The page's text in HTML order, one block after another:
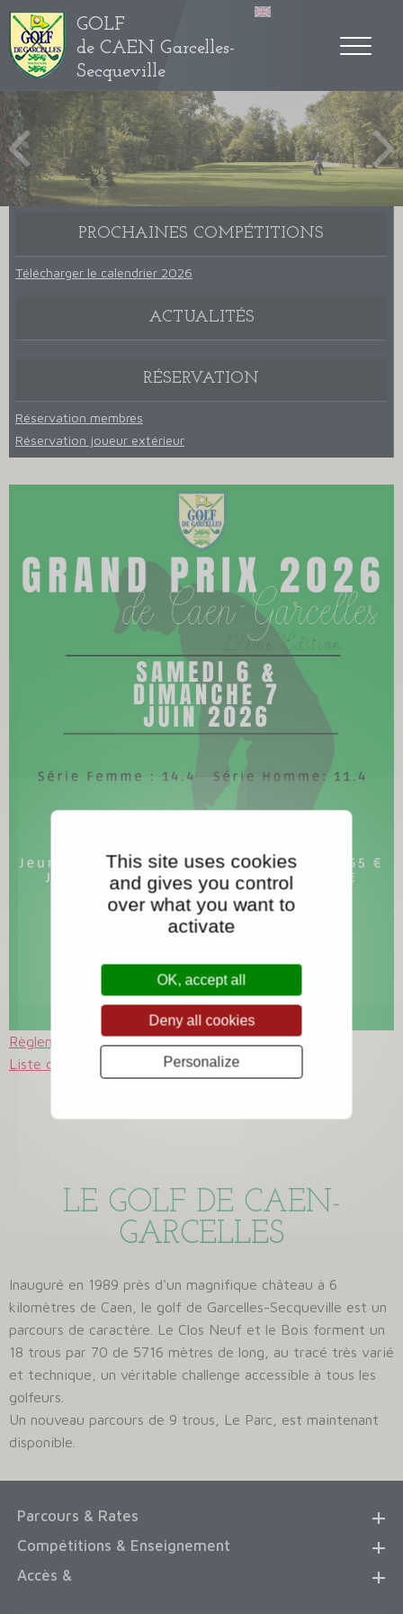
GOLF
de CAEN Garcelles-
Secqueville
Previous Next
PROCHAINES COMPÉTITIONS
Télécharger le calendrier 2026
ACTUALITÉS
RÉSERVATION
Réservation membres
Réservation joueur extérieur
Règlement du GP 2026
Liste des inscrits
LE GOLF DE CAEN-
GARCELLES
Inauguré en 1989 près d'un magnifique château à 6
kilomètres de Caen, le golf de Garcelles-Secqueville est un
parcours de caractère. Le Clos Neuf et le Bois forment un
18 trous par 70 de 5716 mètres de long, au tracé très varié
et technique, un véritable challenge accessible à tous les
golfeurs.
Un nouveau parcours de 9 trous, Le Parc, est maintenant
disponible.
Parcours & Rates
Compétitions & Enseignement
Accès &
This site uses cookies
and gives you control
over what you want to
activate
OK, accept all
Deny all cookies
Personalize